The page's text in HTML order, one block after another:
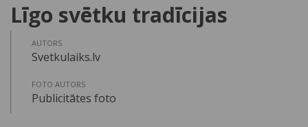
Līgo svētku tradīcijas
AUTORS
Svetkulaiks.lv
FOTO AUTORS
Publicitātes foto